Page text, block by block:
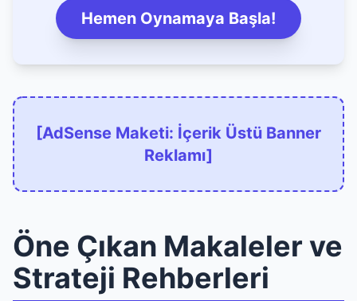
Hemen Oynamaya Başla!
[AdSense Maketi: İçerik Üstü Banner
Reklamı]
Öne Çıkan Makaleler ve
Strateji Rehberleri